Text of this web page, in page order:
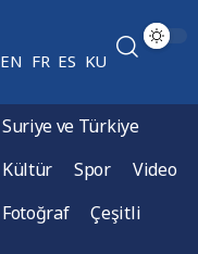
EN FR ES KU
Suriye ve Türkiye
Kültür
Spor
Video
Fotoğraf
Çeşitli